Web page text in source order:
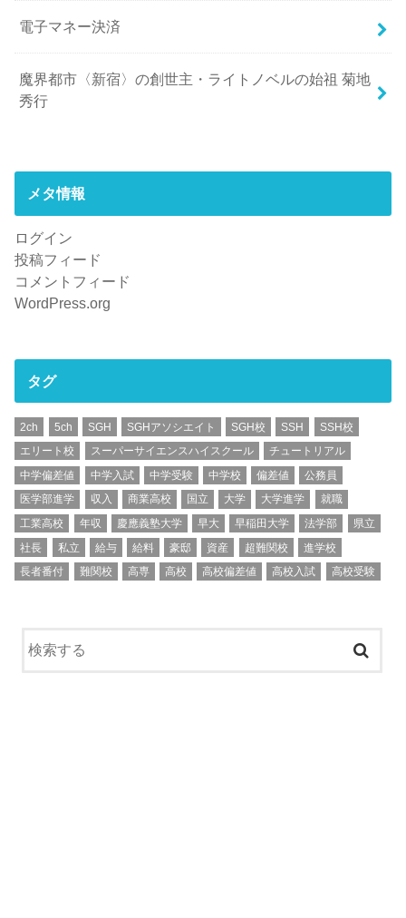
電子マネー決済
魔界都市〈新宿〉の創世主・ライトノベルの始祖 菊地
秀行
メタ情報
ログイン
投稿フィード
コメントフィード
WordPress.org
タグ
2ch 5ch SGH SGHアソシエイト SGH校 SSH
SSH校
エリート校
スーパーサイエンスハイスクール
チュートリアル
中学偏差値
中学入試 中学受験 中学校 偏差値
公務員
医学部進学
収入 商業高校 国立 大学 大学進学
就職
工業高校
年収 慶應義塾大学 早大 早稲田大学 法学部
県立
社長
私立 給与 給料 豪邸 資産 超難関校
進学校
長者番付
難関校 高専 高校 高校偏差値 高校入試 高校受験